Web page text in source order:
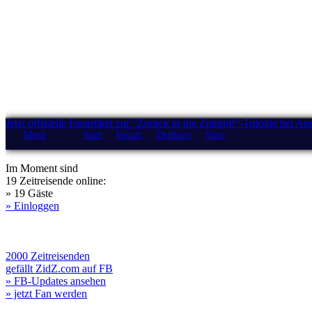
Jetzt offizielle Fanartikel zur "Zurück in die Zukunft"-Trilogie bei
Menü Start Forum Drehorte Stars
Im Moment sind
19 Zeitreisende online:
» 19 Gäste
» Einloggen
2000 Zeitreisenden
gefällt ZidZ.com auf FB
» FB-Updates ansehen
» jetzt Fan werden